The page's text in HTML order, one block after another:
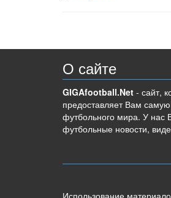
О сайте
GIGAfootball.Net - сайт,
предоставляет Вам
футбольного мира. У нас
футбольные новости,
Использование